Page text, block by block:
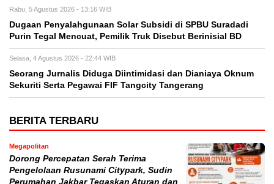
Rabu, 5 Agustus 2026 - 13:16 WIB
‎Dugaan Penyalahgunaan Solar Subsidi di SPBU Suradadi
Purin Tegal Mencuat, Pemilik Truk Disebut Berinisial BD
Selasa, 4 Agustus 2026 - 22:44 WIB
Seorang Jurnalis Diduga Diintimidasi dan Dianiaya Oknum
Sekuriti Serta Pegawai FIF Tangcity Tangerang
BERITA TERBARU
Megapolitan
Dorong Percepatan Serah Terima
Pengelolaan Rusunami Citypark, Sudin
Perumahan Jakbar Tegaskan Aturan dan